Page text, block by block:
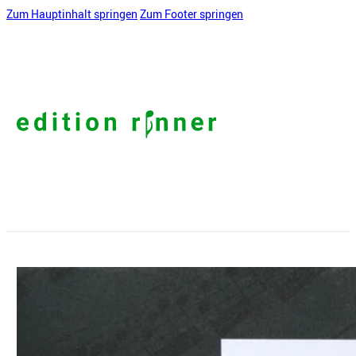
Zum Hauptinhalt springen Zum Footer springen